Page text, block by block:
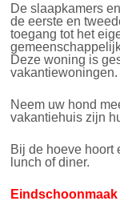
De slaapkamers
de eerste en
toegang tot het
Deze woning is
vakantiewoningen.
Neem uw hond
vakantiehuis zijn
Bij de hoeve hoort
lunch of diner.